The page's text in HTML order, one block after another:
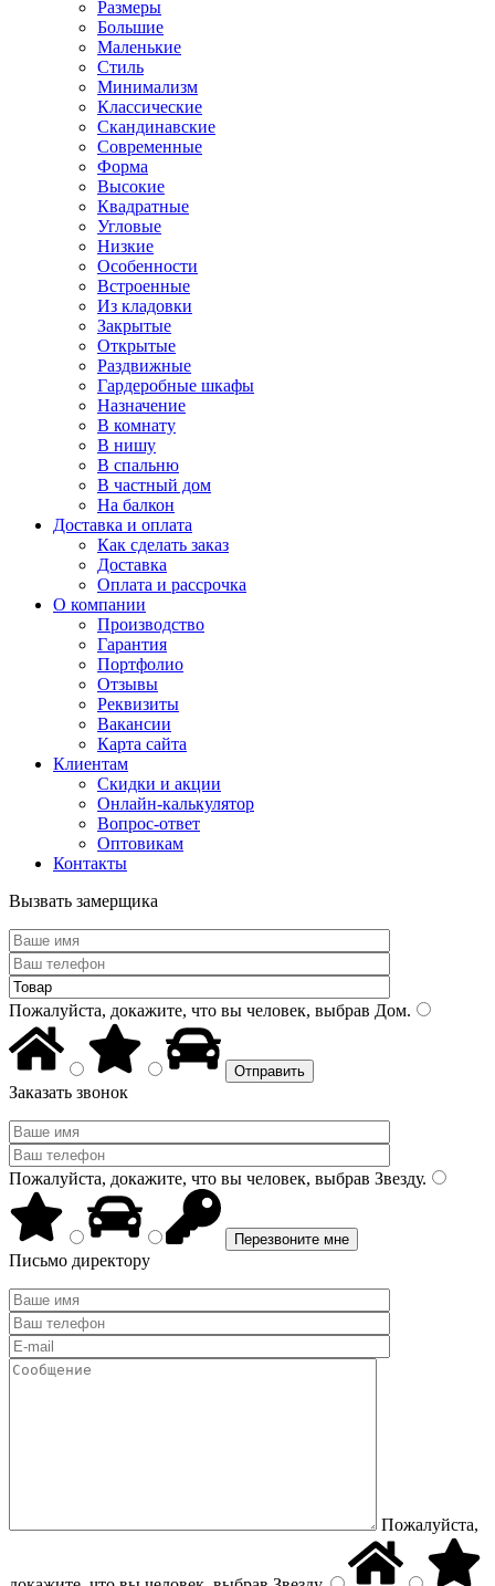
Размеры
Большие
Маленькие
Стиль
Минимализм
Классические
Скандинавские
Современные
Форма
Высокие
Квадратные
Угловые
Низкие
Особенности
Встроенные
Из кладовки
Закрытые
Открытые
Раздвижные
Гардеробные шкафы
Назначение
В комнату
В нишу
В спальню
В частный дом
На балкон
Доставка и оплата
Как сделать заказ
Доставка
Оплата и рассрочка
О компании
Производство
Гарантия
Портфолио
Отзывы
Реквизиты
Вакансии
Карта сайта
Клиентам
Скидки и акции
Онлайн-калькулятор
Вопрос-ответ
Оптовикам
Контакты
Вызвать замерщика
Пожалуйста, докажите, что вы человек, выбрав Дом.
Заказать звонок
Пожалуйста, докажите, что вы человек, выбрав Звезду.
Письмо директору
Пожалуйста,